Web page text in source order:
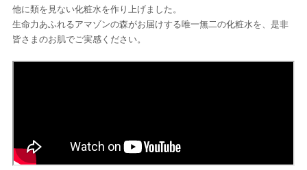
他に類を見ない化粧水を作り上げました。
生命力あふれるアマゾンの森がお届けする唯一無二の化粧水を、是非
皆さまのお肌でご実感ください。